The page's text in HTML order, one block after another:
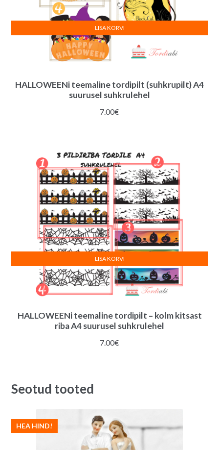
HALLOWEENi teemaline tordipilt (suhkrupilt) A4
suurusel suhkrulehel
7.00€
LISA KORVI
HALLOWEENi teemaline tordipilt – kolm kitsast
riba A4 suurusel suhkrulehel
7.00€
LISA KORVI
Seotud tooted
HEA HIND!